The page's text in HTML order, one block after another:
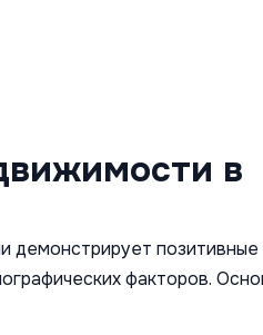
в
позитивные
факторов.